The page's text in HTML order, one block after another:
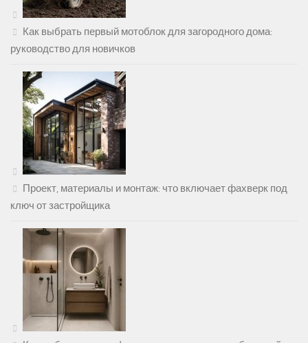
Как выбрать первый мотоблок для загородного дома:
руководство для новичков
Проект, материалы и монтаж: что включает фахверк под
ключ от застройщика